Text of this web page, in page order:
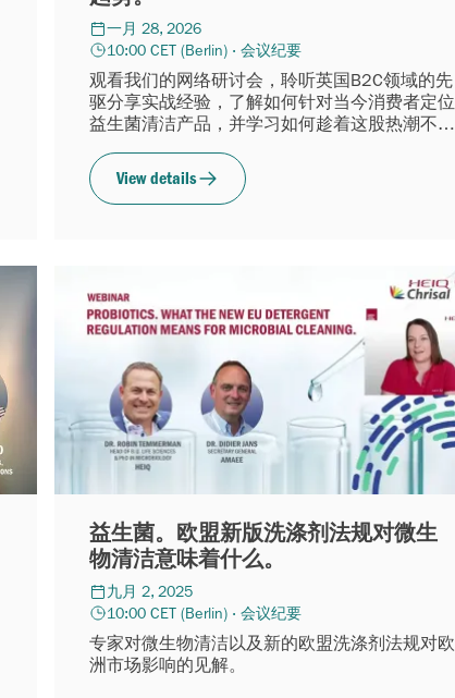
一月 28, 2026
10:00 CET (Berlin) · 会议纪要
观看我们的网络研讨会，聆听英国B2C领域的先
驱分享实战经验，了解如何针对当今消费者定位
益生菌清洁产品，并学习如何趁着这股热潮不断
View details
益生菌。欧盟新版洗涤剂法规对微生
物清洁意味着什么。
九月 2, 2025
10:00 CET (Berlin) · 会议纪要
专家对微生物清洁以及新的欧盟洗涤剂法规对欧
洲市场影响的见解。